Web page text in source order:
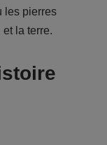
les pierres
la terre.